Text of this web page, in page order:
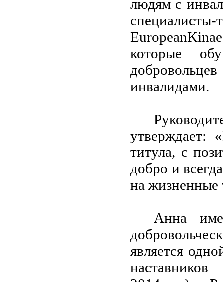
людям с
специалисты-
которые
инвалидами.
утверждает:
титула, с
добро и
на жизненные
Анна
является